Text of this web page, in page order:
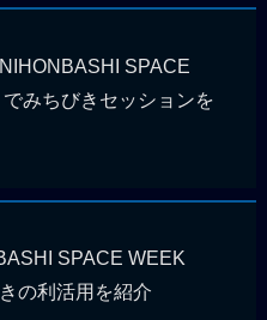
SPACE
みちびきセッションを
SPACE WEEK
の利活用を紹介